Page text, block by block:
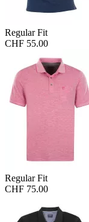
Regular Fit
CHF 55.00
Regular Fit
CHF 75.00